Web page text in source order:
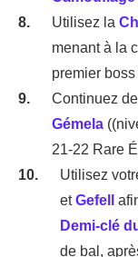
Utilisez la
menant à la
premier boss
Continuez
Gémela
21-22 Rare
Utilisez
etGefell
Demi-clé
de bal,